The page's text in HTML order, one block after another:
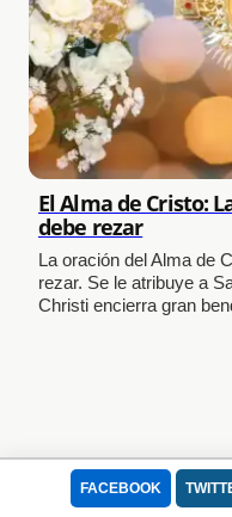
FACEBOOK
El Alma de Cristo:
debe rezar
La oración del Alma de
rezar. Se le atribuye a
Christi encierra gran